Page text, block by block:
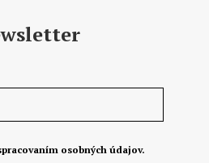
osobných údajov.